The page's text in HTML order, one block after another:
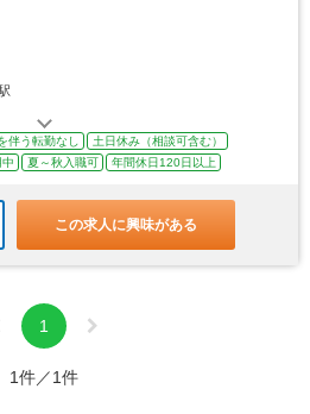
伴う転勤なし
土日休み（相談可含む）
夏～秋入職可 年間休日120日以上
この求人に興味がある
1
1件／1件